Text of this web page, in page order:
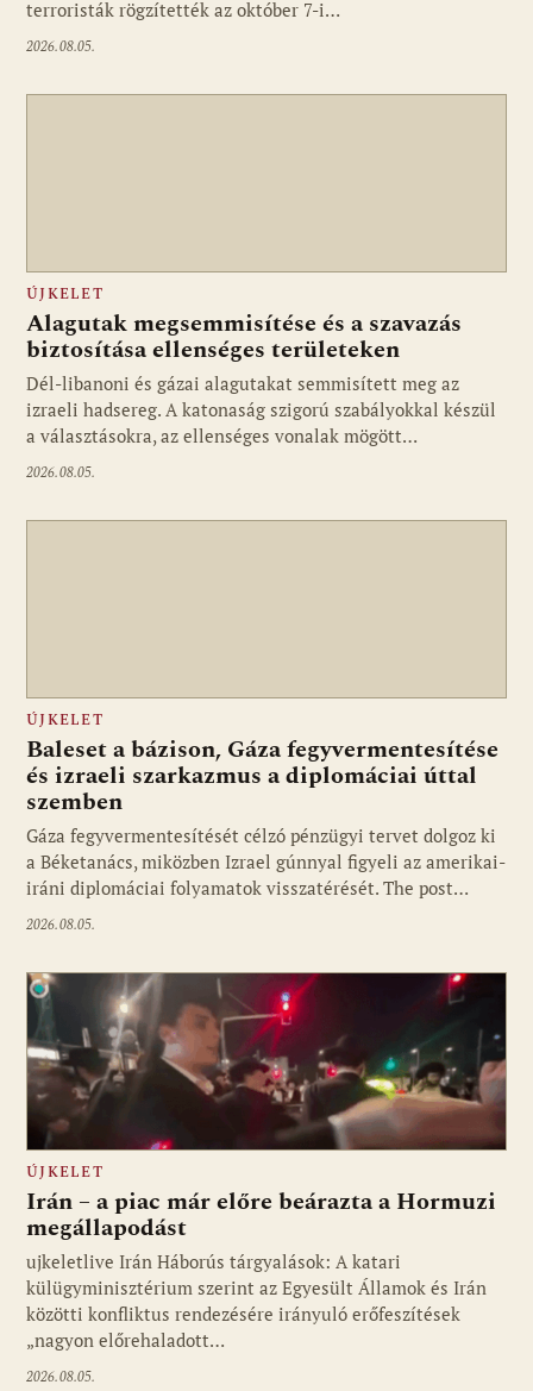
terroristák rögzítették az október 7-i…
2026.08.05.
ÚJKELET
Alagutak megsemmisítése és a szavazás
biztosítása ellenséges területeken
Dél-libanoni és gázai alagutakat semmisített meg az
izraeli hadsereg. A katonaság szigorú szabályokkal készül
a választásokra, az ellenséges vonalak mögött…
2026.08.05.
ÚJKELET
Baleset a bázison, Gáza fegyvermentesítése
és izraeli szarkazmus a diplomáciai úttal
szemben
Gáza fegyvermentesítését célzó pénzügyi tervet dolgoz ki
a Béketanács, miközben Izrael gúnnyal figyeli az amerikai-
iráni diplomáciai folyamatok visszatérését. The post…
2026.08.05.
Fotó: ujkelet.live
ÚJKELET
Irán – a piac már előre beárazta a Hormuzi
megállapodást
ujkeletlive Irán Háborús tárgyalások: A katari
külügyminisztérium szerint az Egyesült Államok és Irán
közötti konfliktus rendezésére irányuló erőfeszítések
„nagyon előrehaladott…
2026.08.05.